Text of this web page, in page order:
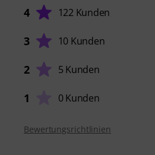
4 122 Kunden
3 10 Kunden
2 5 Kunden
1 0 Kunden
Bewertungsrichtlinien